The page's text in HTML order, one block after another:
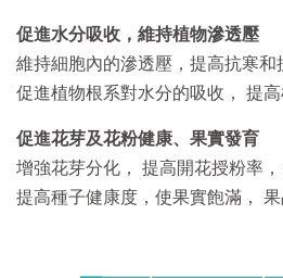
促進水分吸收，維持植物滲透壓
維持細胞內的滲透壓，提高抗寒和
促進植物根系對水分的吸收， 提高
促進花芽及花粉健康、果實發育
增強花芽分化， 提高開花授粉率，
提高種子健康度，使果實飽滿， 果